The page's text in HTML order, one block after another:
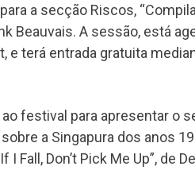
a secção Riscos,
Beauvais. A sessão, está
e terá entrada gratuita
festival para apresentar o
a Singapura dos anos
Fall, Don’t Pick Me Up”, de